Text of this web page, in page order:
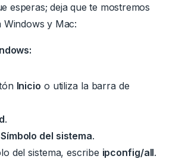
esperas; deja que te mostremos
Windows y Mac:
Inicio o utiliza la barra de
.
Símbolo del sistema.
del sistema, escribe ipconfig/all.